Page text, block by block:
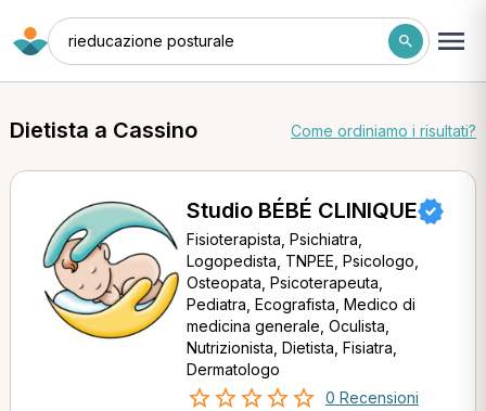
rieducazione posturale
Dietista a Cassino Come ordiniamo i risultati?
Studio BÉBÉ CLINIQUE
Fisioterapista, Psichiatra,
Logopedista, TNPEE, Psicologo,
Osteopata, Psicoterapeuta,
Pediatra, Ecografista, Medico di
medicina generale, Oculista,
Nutrizionista, Dietista, Fisiatra,
Dermatologo
0 Recensioni